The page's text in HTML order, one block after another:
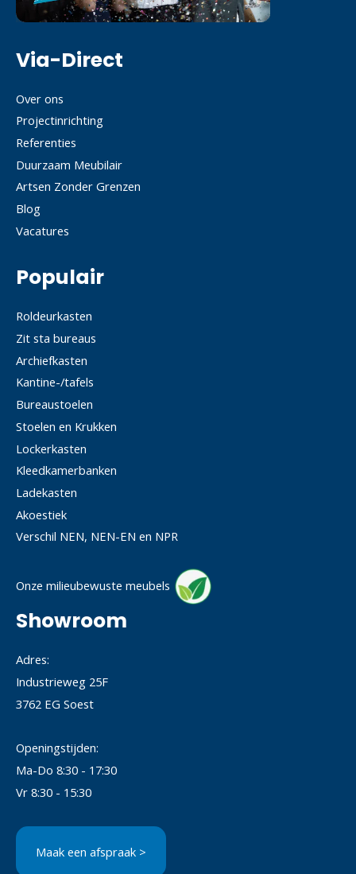
Via-Direct
Over ons
Projectinrichting
Referenties
Duurzaam Meubilair
Artsen Zonder Grenzen
Blog
Vacatures
Populair
Roldeurkasten
Zit sta bureaus
Archiefkasten
Kantine-/tafels
Bureaustoelen
Stoelen en Krukken
Lockerkasten
Kleedkamerbanken
Ladekasten
Akoestiek
Verschil NEN, NEN-EN en NPR
Onze milieubewuste meubels
Showroom
Adres:
Industrieweg 25F
3762 EG Soest
Openingstijden:
Ma-Do 8:30 - 17:30
Vr 8:30 - 15:30
Maak een afspraak >